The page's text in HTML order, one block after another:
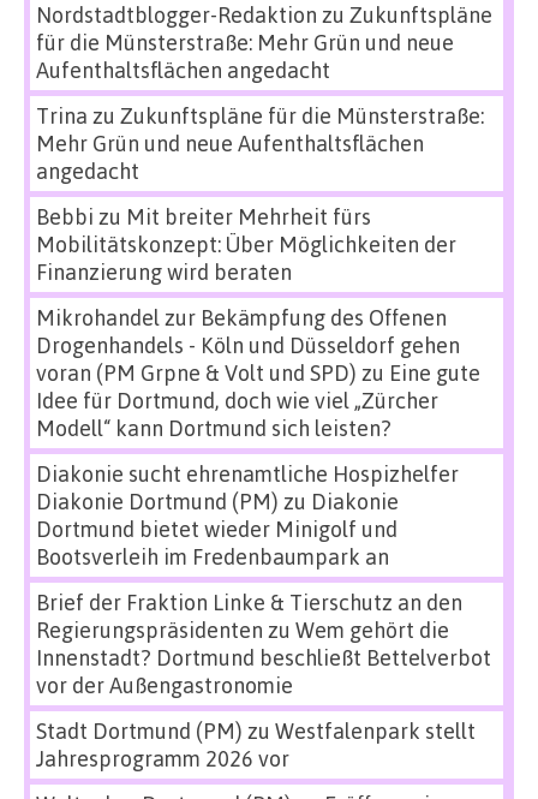
Nordstadtblogger-Redaktion zu Zukunftspläne
für die Münsterstraße: Mehr Grün und neue
Aufenthaltsflächen angedacht
Trina zu Zukunftspläne für die Münsterstraße:
Mehr Grün und neue Aufenthaltsflächen
angedacht
Bebbi zu Mit breiter Mehrheit fürs
Mobilitätskonzept: Über Möglichkeiten der
Finanzierung wird beraten
Mikrohandel zur Bekämpfung des Offenen
Drogenhandels - Köln und Düsseldorf gehen
voran (PM Grpne & Volt und SPD) zu Eine gute
Idee für Dortmund, doch wie viel „Zürcher
Modell“ kann Dortmund sich leisten?
Diakonie sucht ehrenamtliche Hospizhelfer
Diakonie Dortmund (PM) zu Diakonie
Dortmund bietet wieder Minigolf und
Bootsverleih im Fredenbaumpark an
Brief der Fraktion Linke & Tierschutz an den
Regierungspräsidenten zu Wem gehört die
Innenstadt? Dortmund beschließt Bettelverbot
vor der Außengastronomie
Stadt Dortmund (PM) zu Westfalenpark stellt
Jahresprogramm 2026 vor